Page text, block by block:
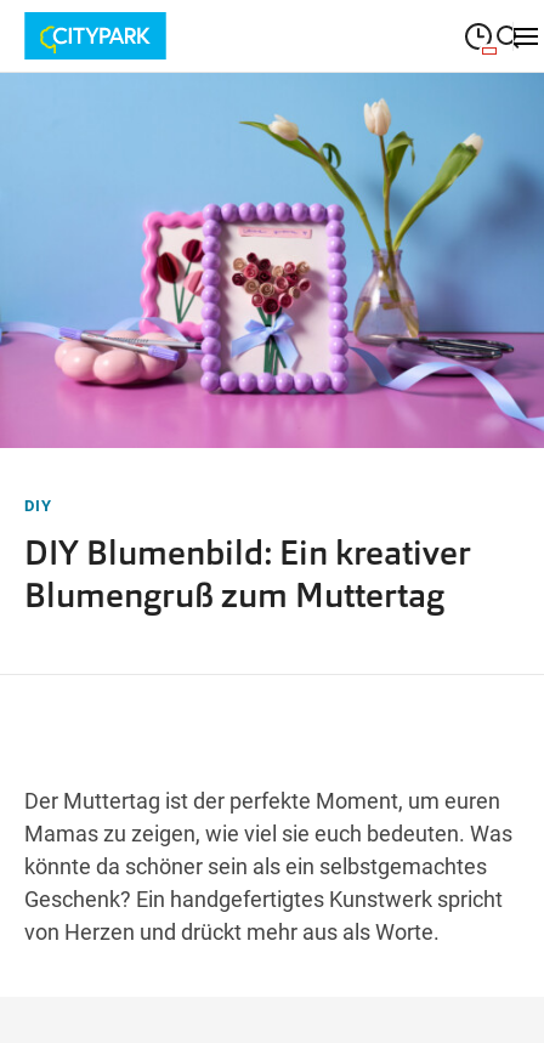
Suche schließen
09:00—19:30
09:00
Donnerstag
DONNERSTAG 09:00
Freitag
FREITAG 09:00—19:30
18:00
Wegbeschreibung
DIY
DIY Blumenbild: Ein kreativer
Blumengruß zum Muttertag
Der Muttertag ist der perfekte Moment, um euren
Mamas zu zeigen, wie viel sie euch bedeuten. Was
könnte da schöner sein als ein selbstgemachtes
Geschenk? Ein handgefertigtes Kunstwerk spricht
von Herzen und drückt mehr aus als Worte.